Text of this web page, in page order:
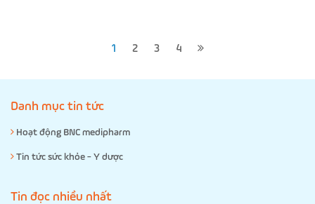
1 2 3 4
Danh mục tin tức
Hoạt động BNC medipharm
Tin tức sức khỏe - Y dược
Tin đọc nhiều nhất